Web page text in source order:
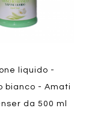
liquido -
bianco - Amati
da 500 ml